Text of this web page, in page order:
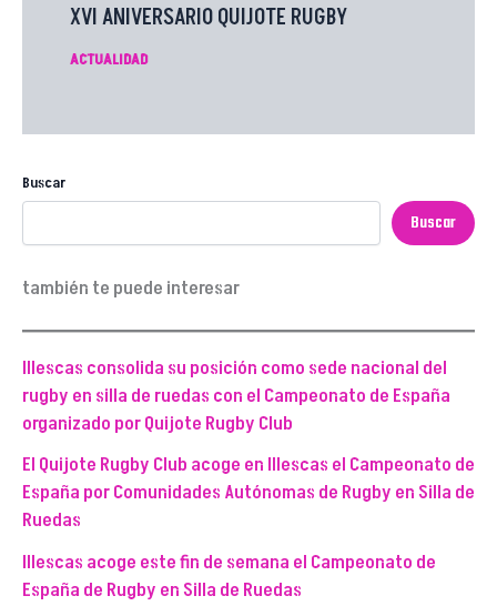
XVI ANIVERSARIO QUIJOTE RUGBY
ACTUALIDAD
Buscar
Buscar
también te puede interesar
Illescas consolida su posición como sede nacional del
rugby en silla de ruedas con el Campeonato de España
organizado por Quijote Rugby Club
El Quijote Rugby Club acoge en Illescas el Campeonato de
España por Comunidades Autónomas de Rugby en Silla de
Ruedas
Illescas acoge este fin de semana el Campeonato de
España de Rugby en Silla de Ruedas